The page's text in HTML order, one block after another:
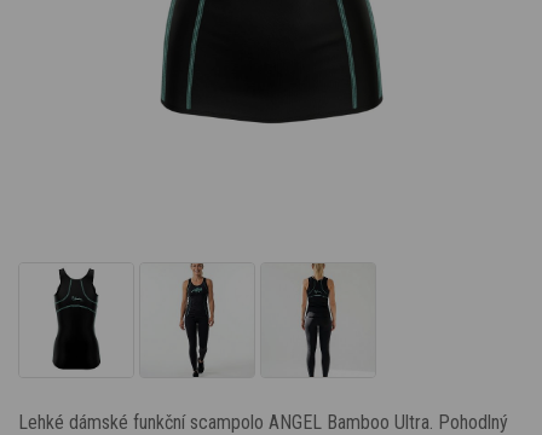
Lehké dámské funkční scampolo ANGEL Bamboo Ultra. Pohodlný